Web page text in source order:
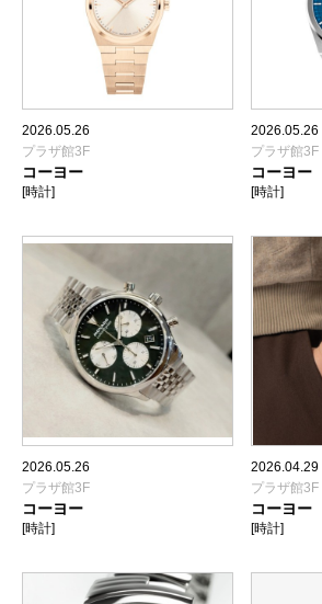
2026.05.26
プラザ館3F
コーヨー
[時計]
2026.05.26
プラザ館3F
コーヨー
[時計]
2026.05.26
プラザ館3F
コーヨー
[時計]
2026.04.29
プラザ館3F
コーヨー
[時計]